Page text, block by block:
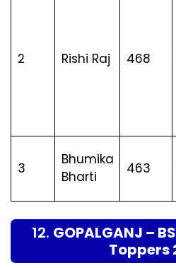
2 Rishi Raj 468
3
Bhumika
Bharti
463
12. GOPALGANJ –
Toppers